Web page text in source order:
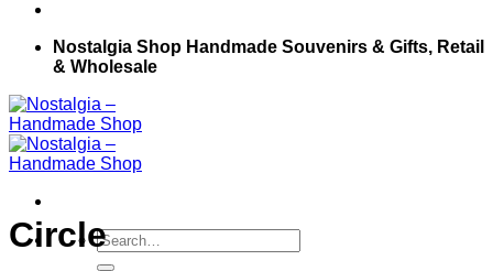
Nostalgia Shop Handmade Souvenirs & Gifts, Retail
& Wholesale
Search
for:
Circle